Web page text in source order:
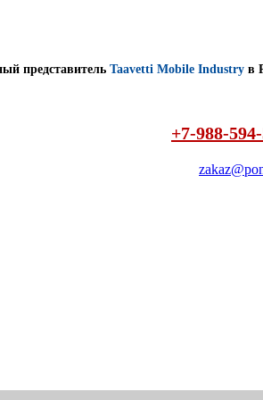
представитель Taavetti Mobile Industry в
+7-988-